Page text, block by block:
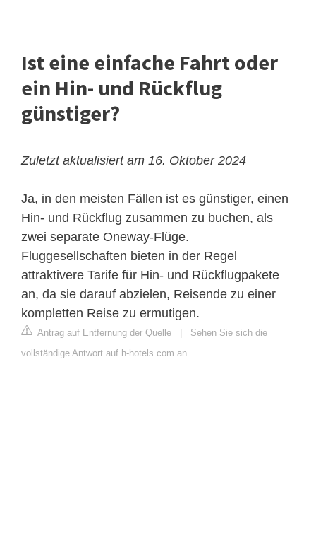
Ist eine einfache Fahrt oder
ein Hin- und Rückflug
günstiger?
Zuletzt aktualisiert am 16. Oktober 2024
Ja, in den meisten Fällen ist es günstiger, einen
Hin- und Rückflug zusammen zu buchen, als
zwei separate Oneway-Flüge.
Fluggesellschaften bieten in der Regel
attraktivere Tarife für Hin- und Rückflugpakete
an, da sie darauf abzielen, Reisende zu einer
kompletten Reise zu ermutigen.
Antrag auf Entfernung der Quelle
Sehen Sie sich die
vollständige Antwort auf h-hotels.com an